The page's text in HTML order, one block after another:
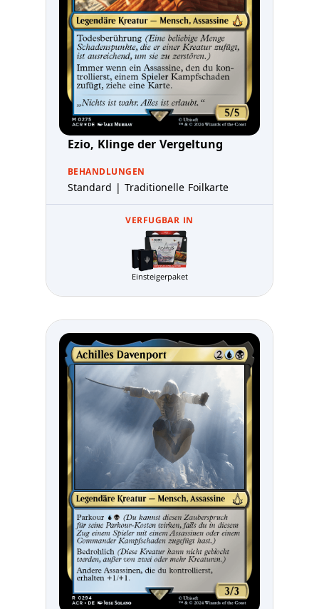
Ezio, Klinge der Vergeltung
BEHANDLUNGEN
Standard | Traditionelle Foilkarte
VERFUGBAR IN
Einsteigerpaket